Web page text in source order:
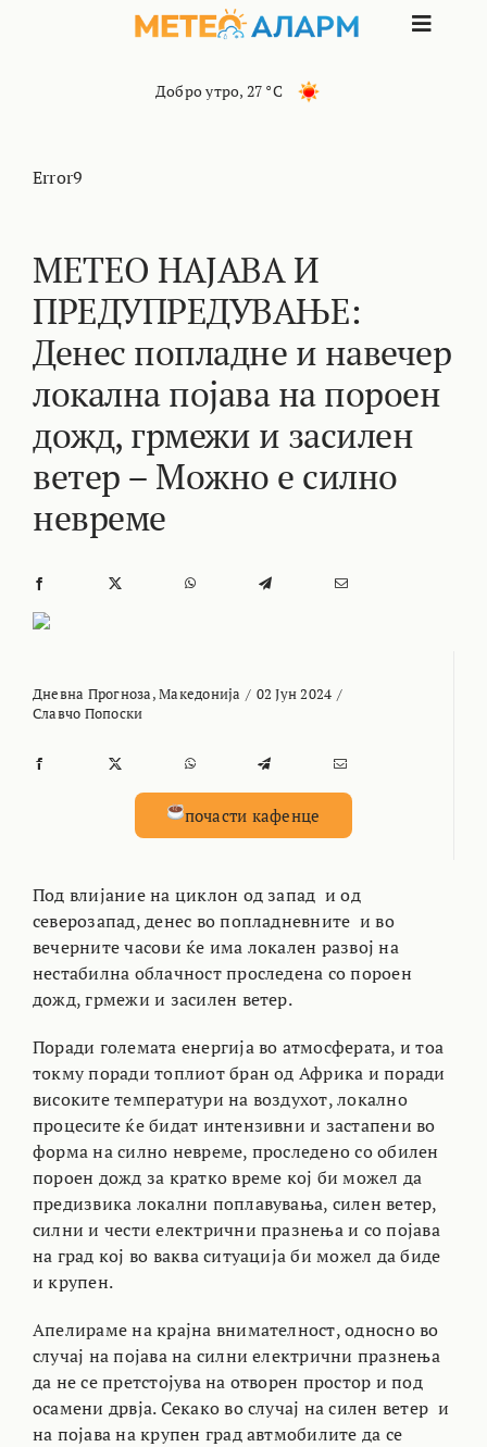
Toggle
ИНТЕРЕСНО
КОНТАКТ
МАРКЕТИНГ
Добро утро, 27 °C
Error9
МЕТЕО НАЈАВА И
ПРЕДУПРЕДУВАЊЕ:
Денес попладне и навечер
локална појава на пороен
дожд, грмежи и засилен
ветер – Можно е силно
невреме
Дневна Прогноза,Македонија / 02 Јун 2024 /
Славчо Попоски
почасти кафенце
Под влијание на циклон од запад и од
северозапад, денес во попладневните и во
вечерните часови ќе има локален развој на
нестабилна облачност проследена со пороен
дожд, грмежи и засилен ветер.
Поради големата енергија во атмосферата, и тоа
токму поради топлиот бран од Африка и поради
високите температури на воздухот, локално
процесите ќе бидат интензивни и застапени во
форма на силно невреме, проследено со обилен
пороен дожд за кратко време кој би можел да
предизвика локални поплавувања, силен ветер,
силни и чести електрични празнења и со појава
на град кој во ваква ситуација би можел да биде
и крупен.
Апелираме на крајна внимателност, односно во
случај на појава на силни електрични празнења
да не се претстојува на отворен простор и под
осамени дрвја. Секако во случај на силен ветер и
на појава на крупен град автмобилите да се